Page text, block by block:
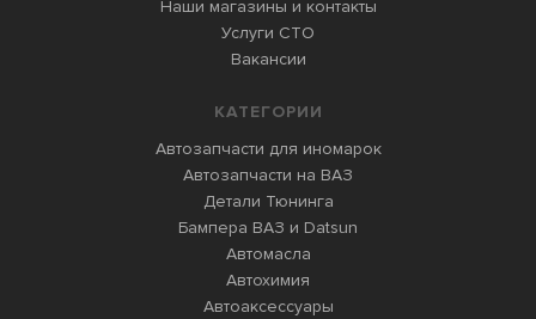
Наши магазины и контакты
Услуги СТО
Вакансии
КАТЕГОРИИ
Автозапчасти для иномарок
Автозапчасти на ВАЗ
Детали Тюнинга
Бампера ВАЗ и Datsun
Автомасла
Автохимия
Автоаксессуары